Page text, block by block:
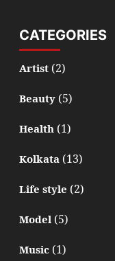
CATEGORIES
Artist(2)
Beauty(5)
Health(1)
Kolkata(13)
Life style (2)
Model(5)
Music(1)